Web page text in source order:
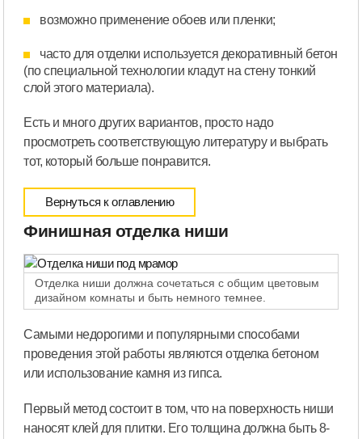
возможно применение обоев или пленки;
часто для отделки используется декоративный бетон
(по специальной технологии кладут на стену тонкий
слой этого материала).
Есть и много других вариантов, просто надо
просмотреть соответствующую литературу и выбрать
тот, который больше понравится.
Вернуться к оглавлению
Финишная отделка ниши
Отделка ниши должна сочетаться с общим цветовым
дизайном комнаты и быть немного темнее.
Самыми недорогими и популярными способами
проведения этой работы являются отделка бетоном
или использование камня из гипса.
Первый метод состоит в том, что на поверхность ниши
наносят клей для плитки. Его толщина должна быть 8-